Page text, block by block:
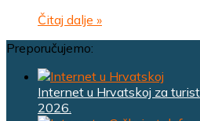
Čitaj dalje »
Preporučujemo:
Internet u Hrvatskoj za
2026.